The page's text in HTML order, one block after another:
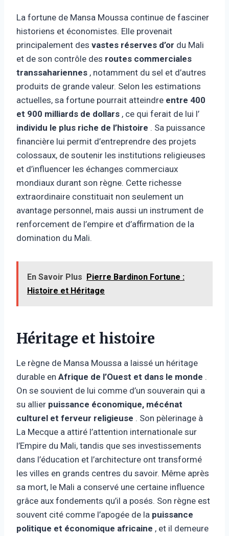
La fortune de Mansa Moussa continue de fasciner
historiens et économistes. Elle provenait
principalement des vastes réserves d’or du Mali
et de son contrôle des routes commerciales
transsahariennes , notamment du sel et d’autres
produits de grande valeur. Selon les estimations
actuelles, sa fortune pourrait atteindre entre 400
et 900 milliards de dollars , ce qui ferait de lui l’
individu le plus riche de l’histoire . Sa puissance
financière lui permit d’entreprendre des projets
colossaux, de soutenir les institutions religieuses
et d’influencer les échanges commerciaux
mondiaux durant son règne. Cette richesse
extraordinaire constituait non seulement un
avantage personnel, mais aussi un instrument de
renforcement de l’empire et d’affirmation de la
domination du Mali.
En Savoir Plus Pierre Bardinon Fortune :
Histoire et Héritage
Héritage et histoire
Le règne de Mansa Moussa a laissé un héritage
durable en Afrique de l’Ouest et dans le monde .
On se souvient de lui comme d’un souverain qui a
su allier puissance économique, mécénat
culturel et ferveur religieuse . Son pèlerinage à
La Mecque a attiré l’attention internationale sur
l’Empire du Mali, tandis que ses investissements
dans l’éducation et l’architecture ont transformé
les villes en grands centres du savoir. Même après
sa mort, le Mali a conservé une certaine influence
grâce aux fondements qu’il a posés. Son règne est
souvent cité comme l’apogée de la puissance
politique et économique africaine , et il demeure